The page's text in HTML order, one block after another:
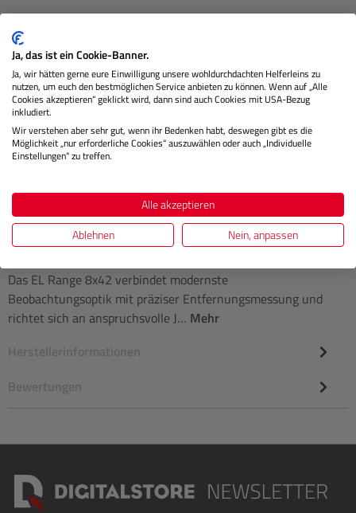
Preis
Regulärer
€ 3.330,00
IN DEN WARENKORB
Beschreibung
Das EL Range 8x42 verbindet modernste
Beobachtungsoptik mit präziser Entfernungsmessung und
richtet sich an anspruchsvolle J… Mehr
Herstellerinformationen
Bewertungen
Ja, das ist ein Cookie-Banner.
Ja, wir hätten gerne eure Einwilligung unsere wohldurchdachten Helferleins zu
nutzen, um euch den bestmöglichen Service anbieten zu können. Wenn auf „Alle
Cookies akzeptieren“ geklickt wird, dann sind auch Cookies mit USA-Bezug
inkludiert.
Wir verstehen aber sehr gut, wenn ihr Bedenken habt, deswegen gibt es die
Möglichkeit „nur erforderliche Cookies“ auszuwählen oder auch „Individuelle
Einstellungen“ zu treffen.
Alle akzeptieren
Ablehnen
Nein, anpassen